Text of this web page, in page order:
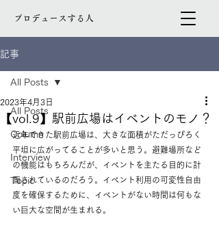
プロデュースする人
記事
All Posts
Column
Interview
Topic
All Posts
【vol.9】駅前広場はイベントのモノ？
2023年4月3日
近年できた駅前広場は、大きな面積がただっぴろく
平坦に広がってることが多いと思う。避難場所など
の機能はもちろんだが、イベントを主たる目的に計
画されているのだろう。イベント利用の可変性自由
度を確保するために、イベントがない時間は何もな
い巨大な空間が生まれる。